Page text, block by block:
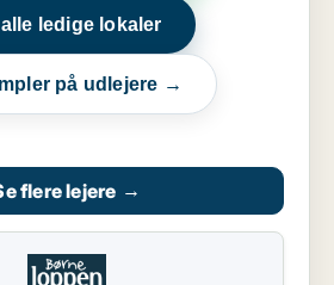
ledige lokaler
på udlejere →
flere lejere →